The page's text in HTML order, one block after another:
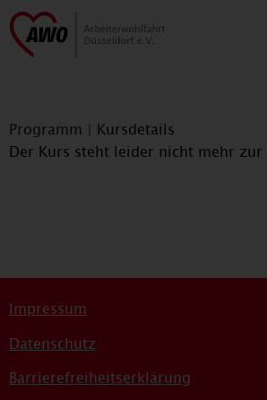
Programm
Kursdetails
Der Kurs steht leider nicht mehr
Impressum
Datenschutz
Barrierefreiheitserklärung